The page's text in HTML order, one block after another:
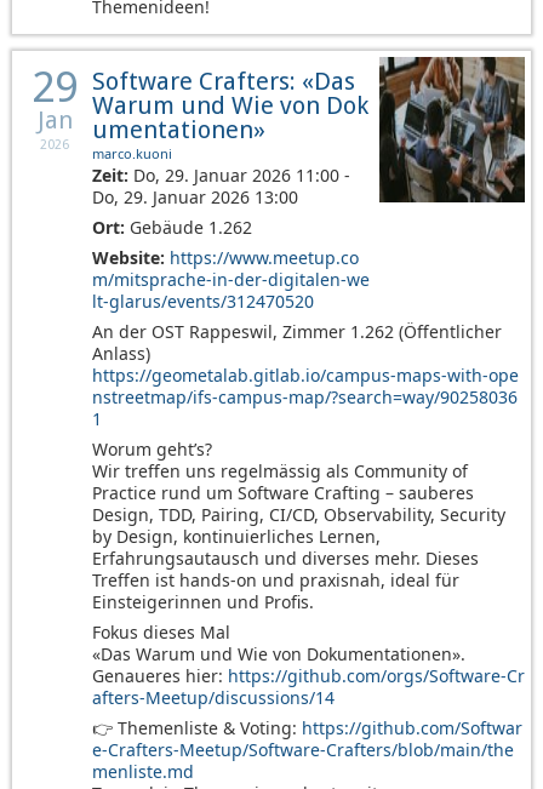
Themenideen!
29
Jan
2026
Software Crafters: «Das
Warum und Wie von Dok
umentationen»
marco.kuoni
Zeit: Do, 29. Januar 2026 11:00 -
Do, 29. Januar 2026 13:00
Ort: Gebäude 1.262
Website: https://www.meetup.co
m/mitsprache-in-der-digitalen-we
lt-glarus/events/312470520
An der OST Rappeswil, Zimmer 1.262 (Öffentlicher
Anlass)
https://geometalab.gitlab.io/campus-maps-with-ope
nstreetmap/ifs-campus-map/?search=way/90258036
1
Worum geht’s?
Wir treffen uns regelmässig als Community of
Practice rund um Software Crafting – sauberes
Design, TDD, Pairing, CI/CD, Observability, Security
by Design, kontinuierliches Lernen,
Erfahrungsautausch und diverses mehr. Dieses
Treffen ist hands-on und praxisnah, ideal für
Einsteigerinnen und Profis.
Fokus dieses Mal
«Das Warum und Wie von Dokumentationen».
Genaueres hier: https://github.com/orgs/Software-Cr
afters-Meetup/discussions/14
👉 Themenliste & Voting: https://github.com/Softwar
e-Crafters-Meetup/Software-Crafters/blob/main/the
menliste.md